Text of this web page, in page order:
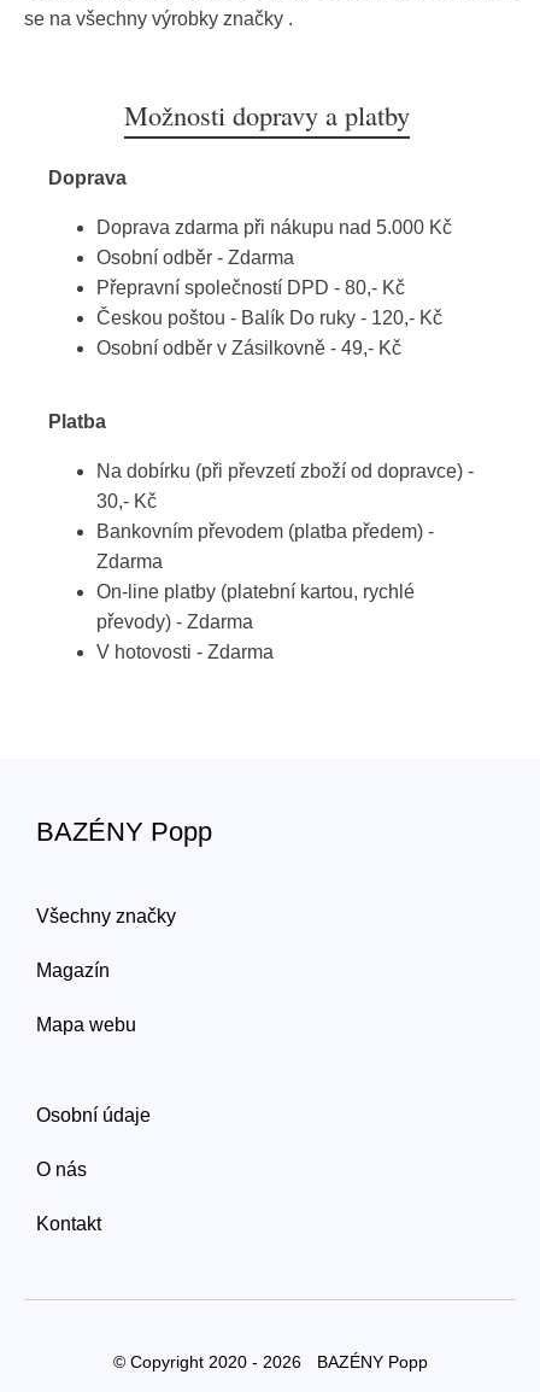
se na všechny výrobky značky .
Možnosti dopravy a platby
Doprava
Doprava zdarma při nákupu nad 5.000 Kč
Osobní odběr - Zdarma
Přepravní společností DPD - 80,- Kč
Českou poštou - Balík Do ruky - 120,- Kč
Osobní odběr v Zásilkovně - 49,- Kč
Platba
Na dobírku (při převzetí zboží od dopravce) -
30,- Kč
Bankovním převodem (platba předem) -
Zdarma
On-line platby (platební kartou, rychlé
převody) - Zdarma
V hotovosti - Zdarma
BAZÉNY Popp
Všechny značky
Magazín
Mapa webu
Osobní údaje
O nás
Kontakt
© Copyright 2020 - 2026 BAZÉNY Popp